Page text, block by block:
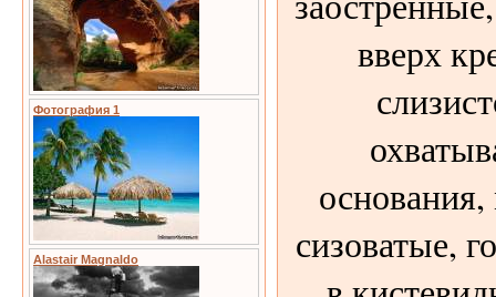
Фотография 1
Alastair Magnaldo
вверх
сизоватые,